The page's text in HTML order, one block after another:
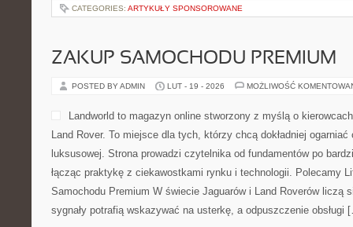
CATEGORIES: ARTYKUŁY SPONSOROWANE
ZAKUP SAMOCHODU PREMIUM
POSTED BY ADMIN LUT - 19 - 2026 MOŻLIWOŚĆ
Landworld to magazyn online stworzony z myślą o
Land Rover. To miejsce dla tych, którzy chcą dokładniej ogarniać
luksusowej. Strona prowadzi czytelnika od fundamentów po
łącząc praktykę z ciekawostkami rynku i technologii. Polecamy
Samochodu Premium W świecie Jaguarów i Land Roverów liczą
sygnały potrafią wskazywać na usterkę, a odpuszczenie obsługi